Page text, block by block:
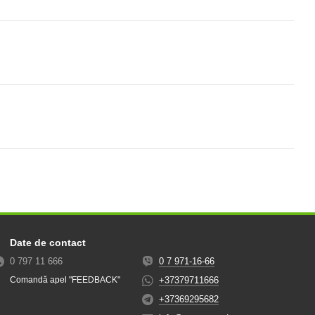
Date de contact
0 797 11 666
Comandă apel "FEEDBACK"
0 7 971-16-66
+37379711666
+37369295682